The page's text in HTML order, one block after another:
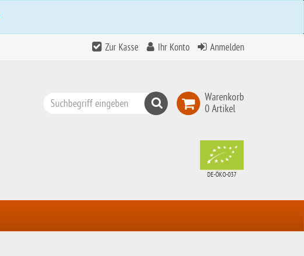
Zur Kasse Ihr Konto Anmelden
Warenkorb
0 Artikel
Suchen
DE-ÖKO-037